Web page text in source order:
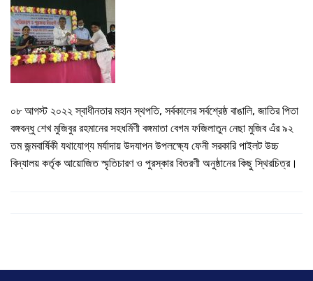
০৮ আগস্ট ২০২২ স্বাধীনতার মহান স্থপতি, সর্বকালের সর্বশ্রেষ্ঠ বাঙালি, জাতির পিতা
বঙ্গবন্ধু শেখ মুজিবুর রহমানের সহধর্মিণী বঙ্গমাতা বেগম ফজিলাতুন নেছা মুজিব এঁর ৯২
তম জন্মবার্ষিকী যথাযোগ্য মর্যাদায় উদযাপন উপলক্ষ্যে ফেনী সরকারি পাইলট উচ্চ
বিদ্যালয় কর্তৃক আয়োজিত স্মৃতিচারণ ও পুরস্কার বিতরণী অনুষ্ঠানের কিছু স্থিরচিত্র।